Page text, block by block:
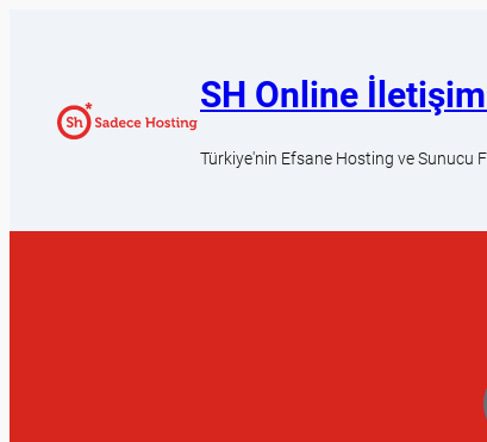
SH Online
Türkiye'nin Efsane Hosting ve Sunucu